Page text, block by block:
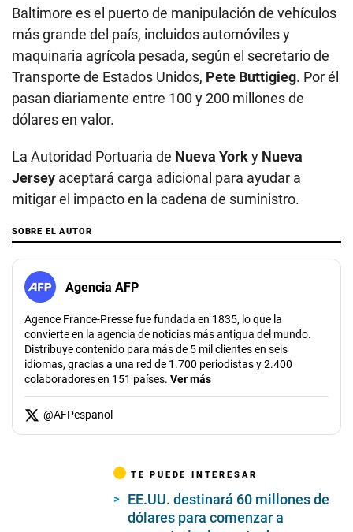
Baltimore es el puerto de manipulación de vehículos
más grande del país, incluidos automóviles y
maquinaria agrícola pesada, según el secretario de
Transporte de Estados Unidos, Pete Buttigieg. Por él
pasan diariamente entre 100 y 200 millones de
dólares en valor.
La Autoridad Portuaria de Nueva Yorky Nueva
Jersey aceptará carga adicional para ayudar a
mitigar el impacto en la cadena de suministro.
SOBRE EL AUTOR
Agencia AFP
Agence France-Presse fue fundada en 1835, lo que la
convierte en la agencia de noticias más antigua del mundo.
Distribuye contenido para más de 5 mil clientes en seis
idiomas, gracias a una red de 1.700 periodistas y 2.400
colaboradores en 151 países. Ver más
@AFPespanol
TE PUEDE INTERESAR
EE.UU. destinará 60 millones de
dólares para comenzar a